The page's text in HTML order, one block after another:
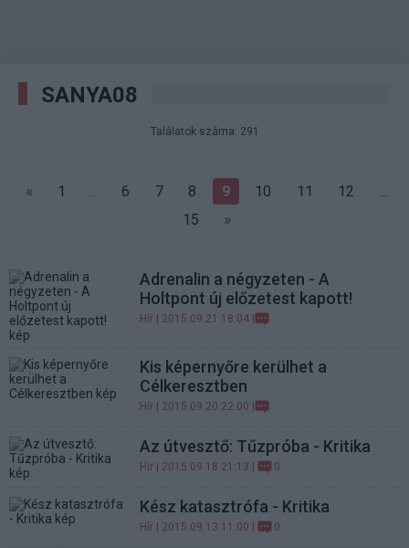
SANYA08
Találatok száma: 291
« 1 ... 6 7 8 9 10 11 12
...
15
»
Adrenalin a négyzeten - A
Holtpont új előzetest kapott!
Hír | 2015.09.21 18:04 |
Kis képernyőre kerülhet a
Célkeresztben
Hír | 2015.09.20 22:00 |
Az útvesztő: Tűzpróba - Kritika
Hír | 2015.09.18 21:13 | 0
Kész katasztrófa - Kritika
Hír | 2015.09.13 11:00 | 0